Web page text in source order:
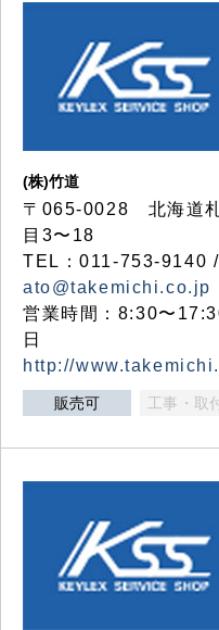
(株)竹道
〒065-0028 北海道
目3〜18
TEL：011-753-9140
ato@takemichi.co.jp
営業時間：8:30〜
日
http://
販売可 工事・取